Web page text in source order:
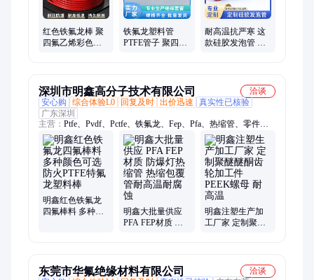
红色铁氟龙棒 聚
四氟乙烯彩色板
铁氟龙塑料管
PTFE管子 聚四氟
耐高温抗严寒 这
款硅胶发泡管 工
深圳市明鑫高分子技术有限公司
洽谈
安心购
综合体验L0 回复及时 出价迅速
真实性已核验
广东深圳
主营： Ptfe、Pvdf、Pctfe、铁氟龙、Fep、Pfa、热缩管、零件加
工、定制产品、透明管、四氟、生料带、陶瓷加工
明鑫红色铁氟龙
四氟棒料 多种颜
明鑫大批量供应
PFA FEP材质 防
明鑫注塑生产加
工厂家 定制聚醚
东莞市华氟绝缘材料有限公司
洽谈